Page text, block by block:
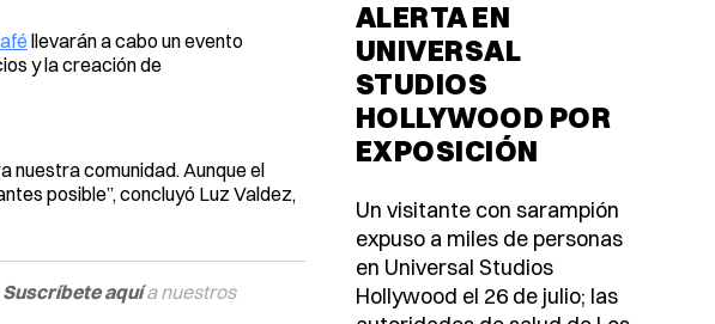
llevarán a cabo un evento
y la creación de
nuestra comunidad. Aunque el
posible”, concluyó Luz Valdez,
Suscríbete aquía nuestros
ALERTA EN
UNIVERSAL
STUDIOS
HOLLYWOOD POR
EXPOSICIÓN
Un visitante con sarampión
expuso a miles de personas
en Universal Studios
Hollywood el 26 de julio; las